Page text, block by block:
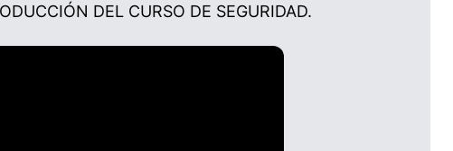
DEL CURSO DE SEGURIDAD.